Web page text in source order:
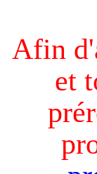
Afin
et